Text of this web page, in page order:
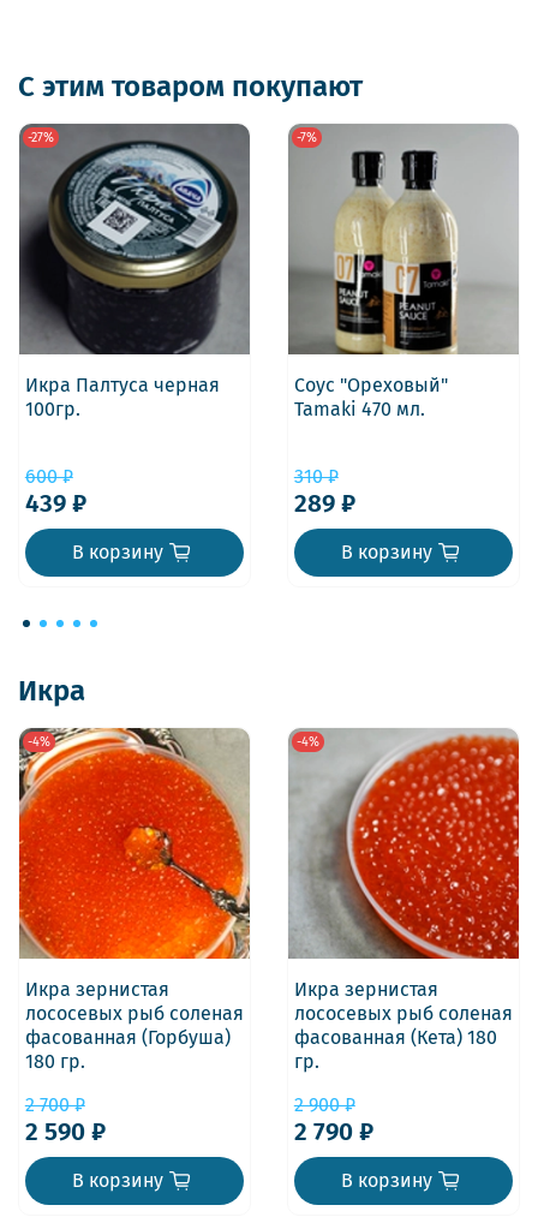
С этим товаром покупают
-27%
Икра Палтуса черная
100гр.
600 ₽
439 ₽
В корзину
-7%
Соус "Ореховый"
Tamaki 470 мл.
310 ₽
289 ₽
В корзину
Икра
-4%
Икра зернистая
лососевых рыб соленая
фасованная (Горбуша)
180 гр.
2 700 ₽
2 590 ₽
В корзину
-4%
Икра зернистая
лососевых рыб соленая
фасованная (Кета) 180
гр.
2 900 ₽
2 790 ₽
В корзину